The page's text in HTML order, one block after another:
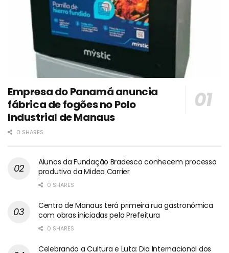
Empresa do Panamá anuncia
fábrica de fogões no Polo
Industrial de Manaus
0 SHARES
Alunos da Fundação Bradesco conhecem processo
produtivo da Midea Carrier
0 SHARES
Centro de Manaus terá primeira rua gastronômica
com obras iniciadas pela Prefeitura
0 SHARES
Celebrando a Cultura e Luta: Dia Internacional dos